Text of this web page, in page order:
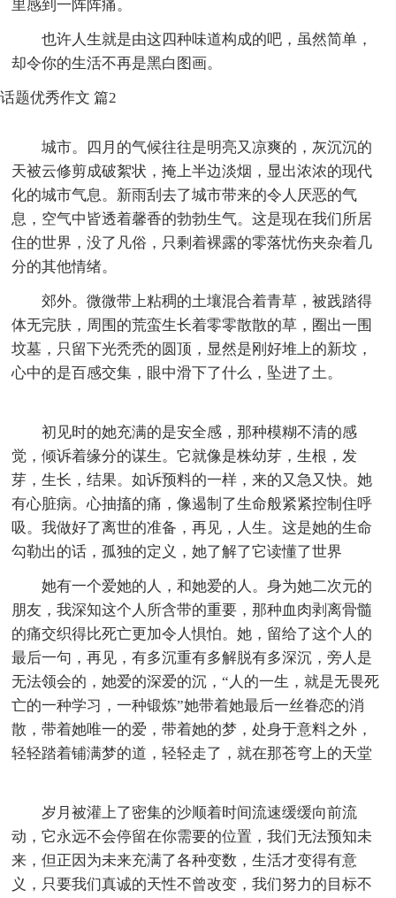
里感到一阵阵痛。
也许人生就是由这四种味道构成的吧，虽然简单，
却令你的生活不再是黑白图画。
话题优秀作文 篇2
城市。四月的气候往往是明亮又凉爽的，灰沉沉的
天被云修剪成破絮状，掩上半边淡烟，显出浓浓的现代
化的城市气息。新雨刮去了城市带来的令人厌恶的气
息，空气中皆透着馨香的勃勃生气。这是现在我们所居
住的世界，没了凡俗，只剩着裸露的零落忧伤夹杂着几
分的其他情绪。
郊外。微微带上粘稠的土壤混合着青草，被践踏得
体无完肤，周围的荒蛮生长着零零散散的草，圈出一围
坟墓，只留下光秃秃的圆顶，显然是刚好堆上的新坟，
心中的是百感交集，眼中滑下了什么，坠进了土。
初见时的她充满的是安全感，那种模糊不清的感
觉，倾诉着缘分的谋生。它就像是株幼芽，生根，发
芽，生长，结果。如诉预料的一样，来的又急又快。她
有心脏病。心抽搐的痛，像遏制了生命般紧紧控制住呼
吸。我做好了离世的准备，再见，人生。这是她的生命
勾勒出的话，孤独的定义，她了解了它读懂了世界
她有一个爱她的人，和她爱的人。身为她二次元的
朋友，我深知这个人所含带的重要，那种血肉剥离骨髓
的痛交织得比死亡更加令人惧怕。她，留给了这个人的
最后一句，再见，有多沉重有多解脱有多深沉，旁人是
无法领会的，她爱的深爱的沉，“人的一生，就是无畏死
亡的一种学习，一种锻炼”她带着她最后一丝眷恋的消
散，带着她唯一的爱，带着她的梦，处身于意料之外，
轻轻踏着铺满梦的道，轻轻走了，就在那苍穹上的天堂
岁月被灌上了密集的沙顺着时间流速缓缓向前流
动，它永远不会停留在你需要的位置，我们无法预知未
来，但正因为未来充满了各种变数，生活才变得有意
义，只要我们真诚的天性不曾改变，我们努力的目标不